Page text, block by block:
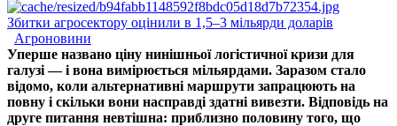
Збитки агросектору оцінили в 1,5–3 мільярди доларів
Агроновини
Уперше названо ціну нинішньої логістичної кризи для
галузі — і вона вимірюється мільярдами. Заразом стало
відомо, коли альтернативні маршрути запрацюють на
повну і скільки вони насправді здатні вивезти. Відповідь на
друге питання невтішна: приблизно половину того, що